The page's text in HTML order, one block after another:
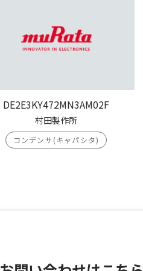
DE2E3KY472MN3AM02F
村田製作所
コンデンサ(キャパシタ)